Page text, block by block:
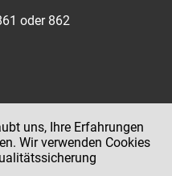
oder 862
uns, Ihre Erfahrungen
Wir verwenden Cookies